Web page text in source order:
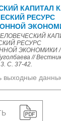
КАПИТАЛ
РЕСУРС
РЕСУРС
ЭКОНОМИКИ /
//
С. 37-42.
выходные